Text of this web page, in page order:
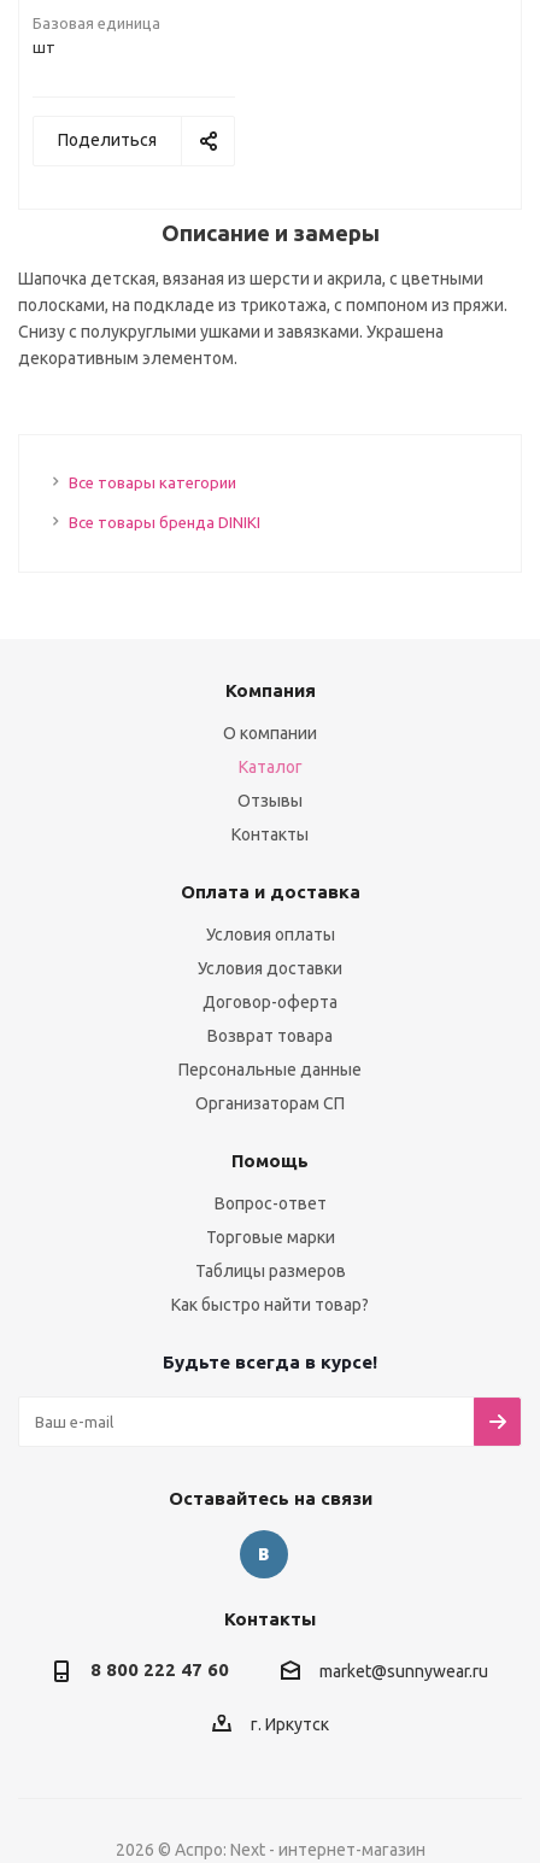
Базовая единица
шт
Поделиться
Описание и замеры
Шапочка детская, вязаная из шерсти и акрила, с цветными
полосками, на подкладе из трикотажа, с помпоном из пряжи.
Снизу с полукруглыми ушками и завязками. Украшена
декоративным элементом.
Все товары категории
Все товары бренда DINIKI
Компания
О компании
Каталог
Отзывы
Контакты
Оплата и доставка
Условия оплаты
Условия доставки
Договор-оферта
Возврат товара
Персональные данные
Организаторам СП
Помощь
Вопрос-ответ
Торговые марки
Таблицы размеров
Как быстро найти товар?
Будьте всегда в курсе!
Оставайтесь на связи
Контакты
8 800 222 47 60 market@sunnywear.ru
г. Иркутск
2026 © Аспро: Next - интернет-магазин